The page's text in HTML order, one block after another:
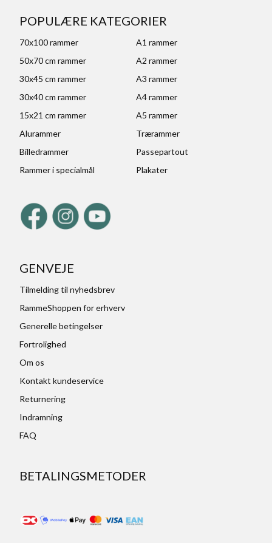
POPULÆRE KATEGORIER
70x100 rammer
A1 rammer
50x70 cm rammer
A2 rammer
30x45 cm rammer
A3 rammer
30x40 cm rammer
A4 rammer
15x21 cm rammer
A5 rammer
Alurammer
Trærammer
Billedrammer
Passepartout
Rammer i specialmål
Plakater
GENVEJE
Tilmelding til nyhedsbrev
RammeShoppen for erhverv
Generelle betingelser
Fortrolighed
Om os
Kontakt kundeservice
Returnering
Indramning
FAQ
BETALINGSMETODER